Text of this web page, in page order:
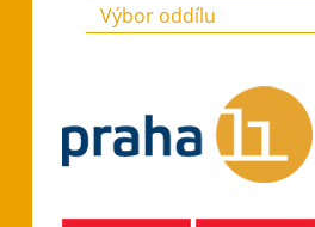
Výbor oddílu